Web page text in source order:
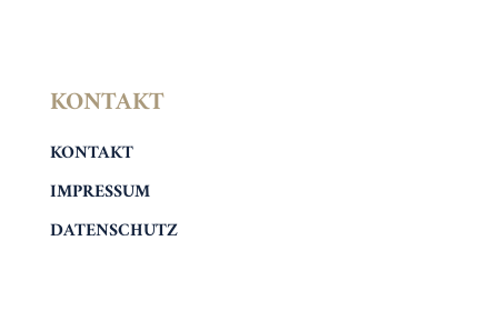
KONTAKT
KONTAKT
IMPRESSUM
DATENSCHUTZ